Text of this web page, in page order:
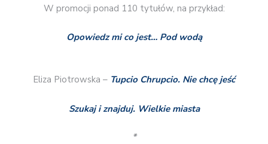
W promocji ponad 110 tytułów, na przykład:
Opowiedz mi co jest… Pod wodą
Eliza Piotrowska – Tupcio Chrupcio. Nie chcę jeść
Szukaj i znajduj. Wielkie miasta
*